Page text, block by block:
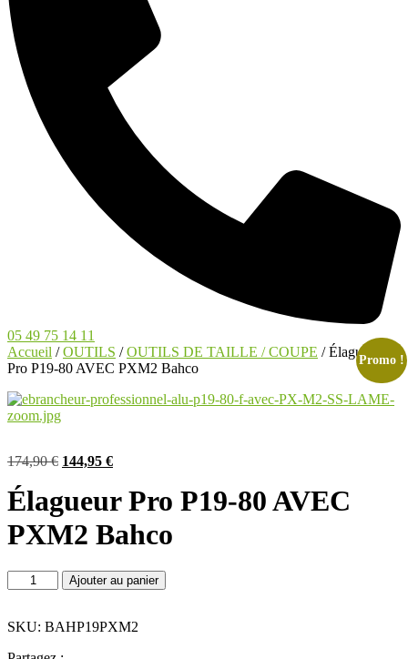
05 49 75 14 11
Accueil /OUTILS /OUTILS DE TAILLE / COUPE / Élagueur
Pro P19-80 AVEC PXM2 Bahco
174,90€ Le
initial
était :
174,90 €.
144,95 €Le
actuel
est :
144,95 €.
Élagueur Pro P19-80 AVEC
PXM2 Bahco
quantité
de
Pro
Ajouter au panier
SKU: BAHP19PXM2
Promo !